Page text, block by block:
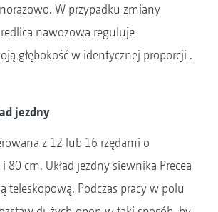
W przypadku zmiany
nawozowa reguluje
głębokość w identycznej proporcji .
jezdny
z 12 lub 16 rzędami o
80 cm. Układ jezdny siewnika Precea
teleskopową. Podczas pracy w polu